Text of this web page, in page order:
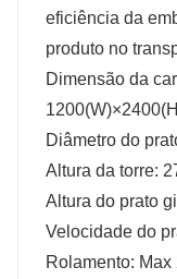
eficiência da
produto no
Dimensão da
Diâmetro do
Altura da torre:
Altura do prato
Velocidade do
Rolamento: Max